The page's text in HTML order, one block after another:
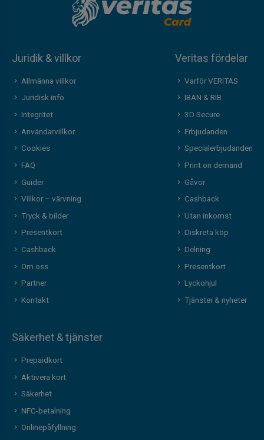
Juridik & villkor
Allmänna villkor
Juridisk info
Integritet
Användarvillkor
Cookies
FAQ
Guider
Villkor – värvning
Tryck & bilder
Presentkort
Cashback
Om oss
Partner
Kontakt
Veritas fördelar
Varför VERITAS
IBAN & RIB
3D Secure
Erbjudanden
Specialerbjudanden
Print on demand
Gåvor
Cashback
Utan inkomst
Diskreta köp
Delning
Presentkort
Lyckohjul
Tjänster & nyheter
Säkerhet & tjänster
Prepaidkort
Aktivera kort
Säkerhet
NFC-betalning
Onlinepåfyllning